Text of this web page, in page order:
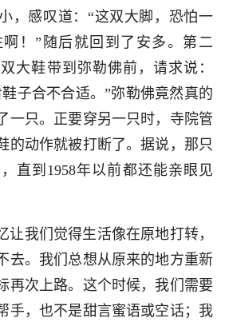
，感叹道：“这双大脚，恐怕一
！”随后就回到了安多。第二
大鞋带到弥勒佛前，请求说：
子合不合适。”弥勒佛竟然真的
一只。正要穿另一只时，寺院管
的动作就被打断了。据说，那只
直到1958年以前都还能亲眼见
让我们觉得生活像在原地打转，
去。我们总想从原来的地方重新
再次上路。这个时候，我们需要
手，也不是甜言蜜语或空话；我